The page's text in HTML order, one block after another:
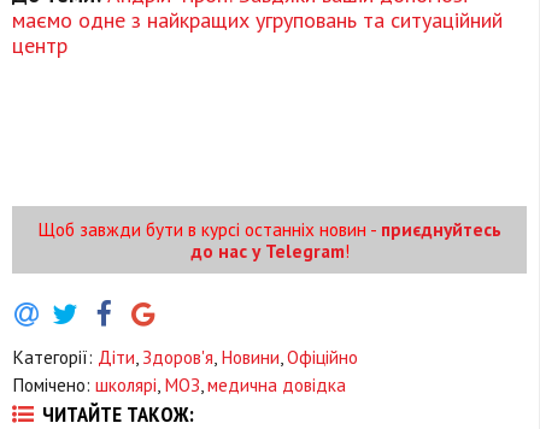
маємо одне з найкращих угруповань та ситуаційний
центр
Щоб завжди бути в курсі останніх новин - приєднуйтесь
до нас у Telegram!
Категорії: Діти Здоров'я Новини Офіційно
Помічено: школярі МОЗ медична довідка
ЧИТАЙТЕ ТАКОЖ: